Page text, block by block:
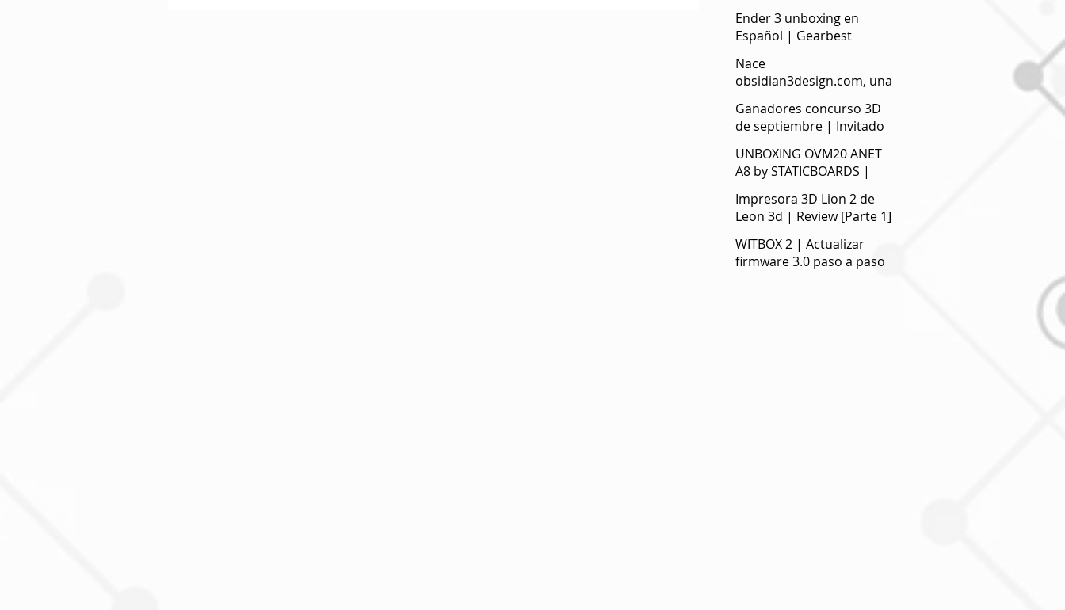
Ender 3 unboxing en
Español | Gearbest
Nace
obsidian3design.com, una
optimizados para la
impresión 3D
Ganadores concurso 3D
de septiembre | Invitado
UNBOXING OVM20 ANET
A8 by STATICBOARDS |
impresoras 3D
Impresora 3D Lion 2 de
Leon 3d | Review [Parte 1]
WITBOX 2 | Actualizar
firmware 3.0 paso a paso